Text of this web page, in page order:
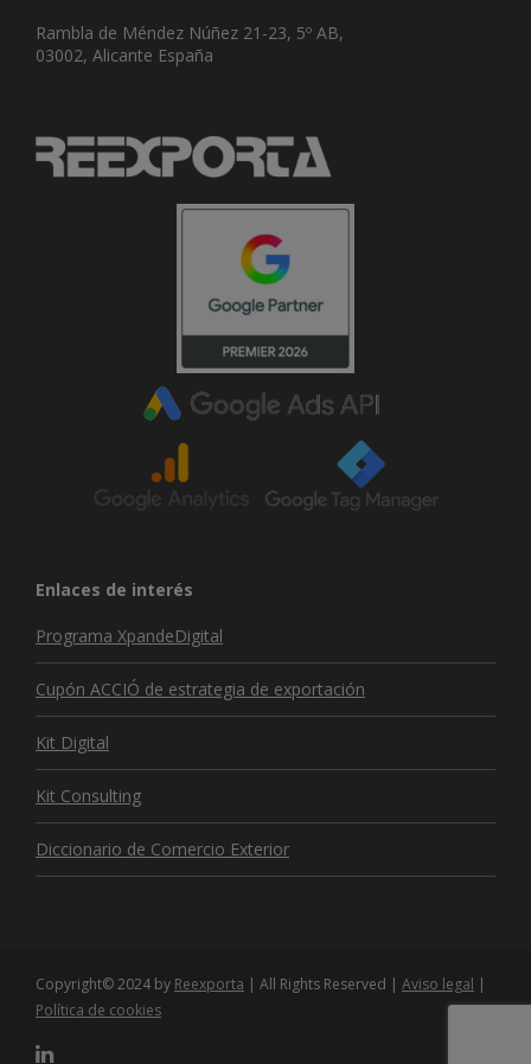
Rambla de Méndez Núñez 21-23, 5º AB,
03002, Alicante España
Enlaces de interés
Programa XpandeDigital
Cupón ACCIÓ de estrategia de exportación
Kit Digital
Kit Consulting
Diccionario de Comercio Exterior
Copyright© 2024 by Reexporta | All Rights Reserved | Aviso legal |
Política de cookies